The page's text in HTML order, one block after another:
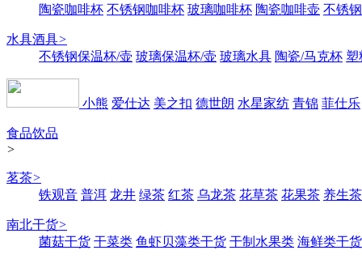
陶瓷咖啡杯 不锈钢咖啡杯 玻璃咖啡杯 陶瓷咖啡壶 不锈
水具酒具>
不锈钢保温杯/壶 玻璃保温杯/壶 玻璃水具 陶瓷/马克杯 塑
小熊 爱仕达 美之扣 德世朗 水星家纺 青锦 菲仕乐
食品饮品
>
茗茶>
铁观音 普洱 龙井 绿茶 红茶 乌龙茶 花草茶 花果茶 养生茶
南北干货>
菌菇干货 干菜类 鱼虾贝藻类干货 干制水果类 海鲜类干货